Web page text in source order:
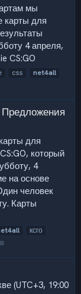
мы
карты для
4 апреля,
CS:GO
css
net4all
Предложения
для
который
4
на основе
человек
Карты
ксго
(UTC+3, 19:00